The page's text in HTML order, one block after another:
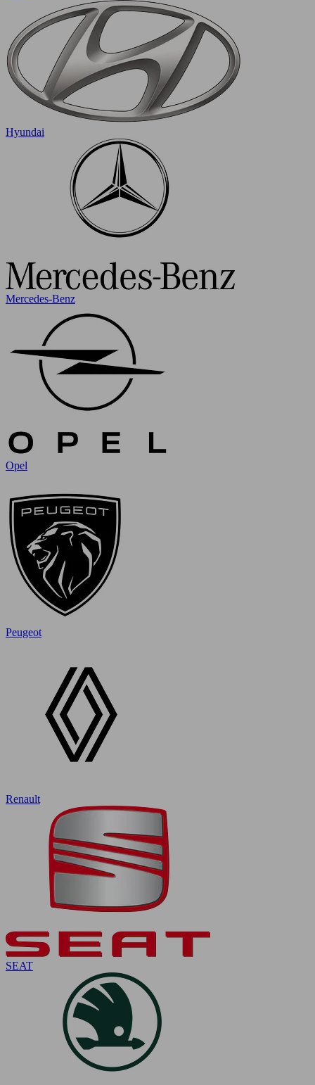
Hyundai
Mercedes-Benz
Opel
Peugeot
Renault
SEAT